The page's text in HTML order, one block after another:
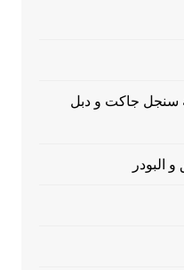
سنجل جاكت و دبل
البودر